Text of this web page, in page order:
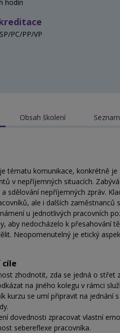
hodin
PC/PP/VP
Obsah školení
tématu komunikace, konkrétně
v nepříjemných situacích.
a sdělování nepříjemných zpráv.
ale i dalších
u jednotlivých pracovních
aby nedocházelo k přesahování
Neopomenutelný je etický
cíle
zhodnotit, zda se jedná o
na jiného kolegu v rámci
kurzu se umí připravit na jednání
dovednosti zpracovat vlastní
sebereflexe pracovníka.